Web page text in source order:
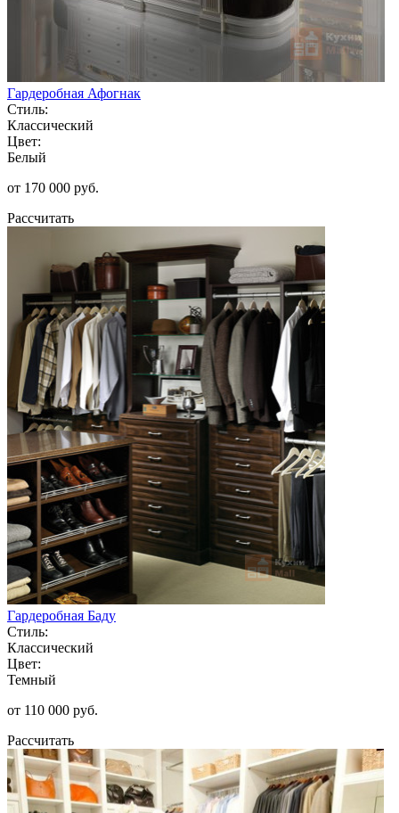
Гардеробная Афогнак
Стиль:
Классический
Цвет:
Белый
от 170 000 руб.
Рассчитать
Гардеробная Баду
Стиль:
Классический
Цвет:
Темный
от 110 000 руб.
Рассчитать